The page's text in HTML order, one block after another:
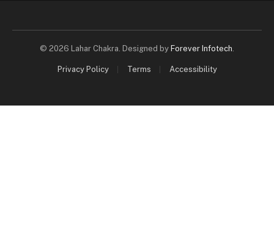
© 2026 Lahar Chakra. Designed by Forever Infotech.
Privacy Policy Terms Accessibility